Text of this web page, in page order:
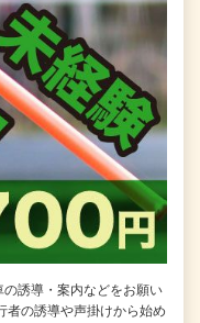
誘導・案内などをお願い
者の誘導や声掛けから始め